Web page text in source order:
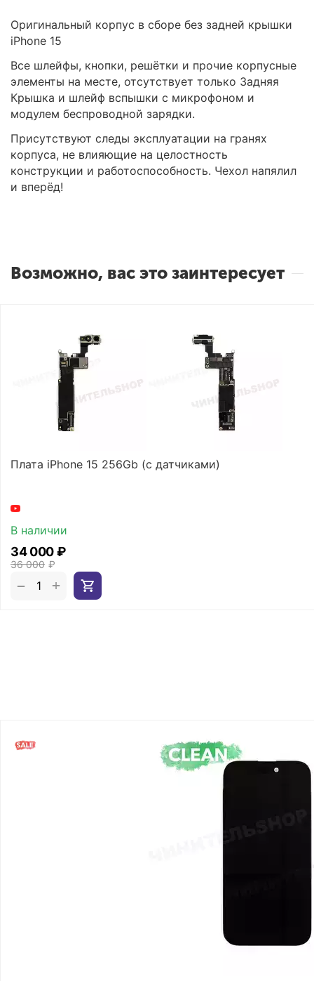
Оригинальный корпус в сборе без задней крышки
iPhone 15
Все шлейфы, кнопки, решётки и прочие корпусные
элементы на месте, отсутствует только Задняя
Крышка и шлейф вспышки с микрофоном и
модулем беспроводной зарядки.
Присутствуют следы эксплуатации на гранях
корпуса, не влияющие на целостность
конструкции и работоспособность. Чехол напялил
и вперёд!
Возможно, вас это заинтересует
Плата iPhone 15 256Gb (с датчиками)
В наличии
36 000 ₽
34 000₽
+
−